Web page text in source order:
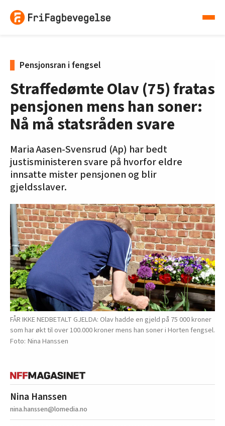
Pensjonsran i fengsel
Straffedømte Olav (75) fratas
pensjonen mens han soner:
Nå må statsråden svare
Maria Aasen-Svensrud (Ap) har bedt
justisministeren svare på hvorfor eldre
innsatte mister pensjonen og blir
gjeldsslaver.
FÅR IKKE NEDBETALT GJELDA: Olav hadde en gjeld på 75 000 kroner
som har økt til over 100.000 kroner mens han soner i Horten fengsel.
Nina Hanssen
Nina Hanssen
nina.hanssen@lomedia.no